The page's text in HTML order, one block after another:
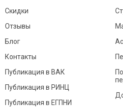
Скидки
Отзывы
Блог
Контакты
Публикация в ВАК
Публикация в РИНЦ
Публикация в ЕГПНИ